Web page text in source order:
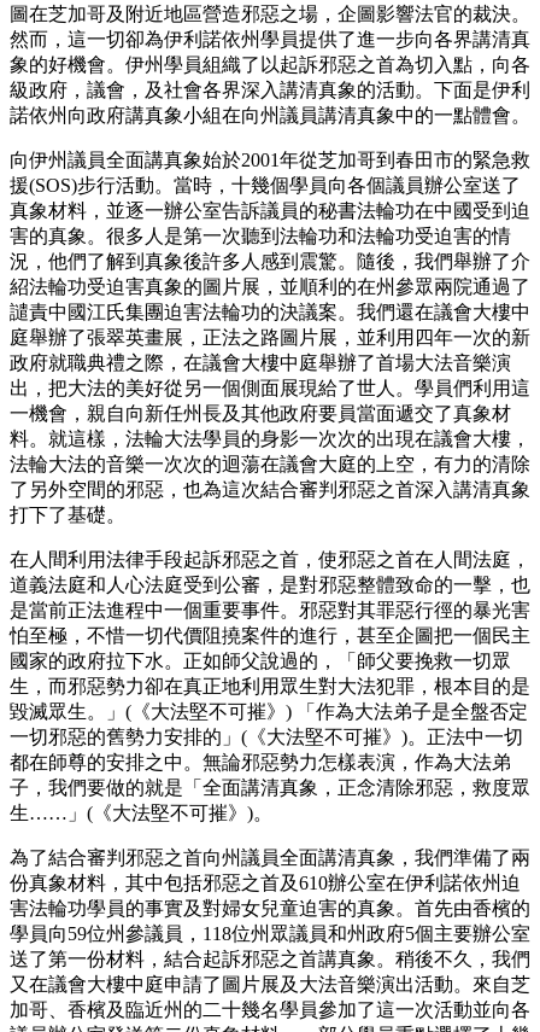
圖在芝加哥及附近地區營造邪惡之場，企圖影響法官的裁決。
然而，這一切卻為伊利諾依州學員提供了進一步向各界講清真
象的好機會。伊州學員組織了以起訴邪惡之首為切入點，向各
級政府，議會，及社會各界深入講清真象的活動。下面是伊利
諾依州向政府講真象小組在向州議員講清真象中的一點體會。
向伊州議員全面講真象始於2001年從芝加哥到春田市的緊急救
援(SOS)步行活動。當時，十幾個學員向各個議員辦公室送了
真象材料，並逐一辦公室告訴議員的秘書法輪功在中國受到迫
害的真象。很多人是第一次聽到法輪功和法輪功受迫害的情
況，他們了解到真象後許多人感到震驚。隨後，我們舉辦了介
紹法輪功受迫害真象的圖片展，並順利的在州參眾兩院通過了
譴責中國江氏集團迫害法輪功的決議案。我們還在議會大樓中
庭舉辦了張翠英畫展，正法之路圖片展，並利用四年一次的新
政府就職典禮之際，在議會大樓中庭舉辦了首場大法音樂演
出，把大法的美好從另一個側面展現給了世人。學員們利用這
一機會，親自向新任州長及其他政府要員當面遞交了真象材
料。就這樣，法輪大法學員的身影一次次的出現在議會大樓，
法輪大法的音樂一次次的迴蕩在議會大庭的上空，有力的清除
了另外空間的邪惡，也為這次結合審判邪惡之首深入講清真象
打下了基礎。
在人間利用法律手段起訴邪惡之首，使邪惡之首在人間法庭，
道義法庭和人心法庭受到公審，是對邪惡整體致命的一擊，也
是當前正法進程中一個重要事件。邪惡對其罪惡行徑的暴光害
怕至極，不惜一切代價阻撓案件的進行，甚至企圖把一個民主
國家的政府拉下水。正如師父說過的，「師父要挽救一切眾
生，而邪惡勢力卻在真正地利用眾生對大法犯罪，根本目的是
毀滅眾生。」(《大法堅不可摧》) 「作為大法弟子是全盤否定
一切邪惡的舊勢力安排的」(《大法堅不可摧》)。正法中一切
都在師尊的安排之中。無論邪惡勢力怎樣表演，作為大法弟
子，我們要做的就是「全面講清真象，正念清除邪惡，救度眾
生……」(《大法堅不可摧》)。
為了結合審判邪惡之首向州議員全面講清真象，我們準備了兩
份真象材料，其中包括邪惡之首及610辦公室在伊利諾依州迫
害法輪功學員的事實及對婦女兒童迫害的真象。首先由香檳的
學員向59位州參議員，118位州眾議員和州政府5個主要辦公室
送了第一份材料，結合起訴邪惡之首講真象。稍後不久，我們
又在議會大樓中庭申請了圖片展及大法音樂演出活動。來自芝
加哥、香檳及臨近州的二十幾名學員參加了這一次活動並向各